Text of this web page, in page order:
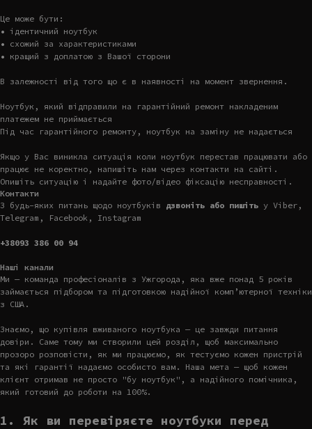
Це може бути:
• ідентичний ноутбук
• схожий за характеристиками
• кращий з доплатою з Вашої сторони
В залежності від того що є в наявності на момент звернення.
Ноутбук, який відправили на гарантійний ремонт накладеним
платежем не приймається
Під час гарантійного ремонту, ноутбук на заміну не надається
Якщо у Вас виникла ситуація коли ноутбук перестав працювати або
працює не коректно, напишіть нам через контакти на сайті.
Опишіть ситуацію і надайте фото/відео фіксацію несправності.
Контакти
З будь-яких питань щодо ноутбуків дзвоніть або пишіть у Viber,
Telegram, Facebook, Instagram
+38093 386 00 94
Наші канали
Ми — команда професіоналів з Ужгорода, яка вже понад 5 років
займається підбором та підготовкою надійної комп’ютерної техніки
з США.
Знаємо, що купівля вживаного ноутбука — це завжди питання
довіри. Саме тому ми створили цей розділ, щоб максимально
прозоро розповісти, як ми працюємо, як тестуємо кожен пристрій
та які гарантії надаємо особисто вам. Наша мета — щоб кожен
клієнт отримав не просто "бу ноутбук", а надійного помічника,
який готовий до роботи на 100%.
1. Як ви перевіряєте ноутбуки перед